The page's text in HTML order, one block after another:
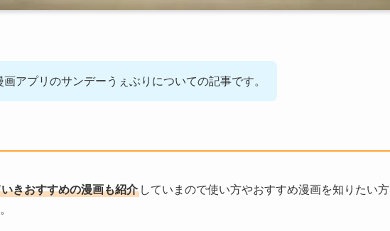
アプリのサンデーうぇぶりについての記事です。
きおすすめの漫画も紹介 していまので使い方やおすすめ漫画を知りたい方